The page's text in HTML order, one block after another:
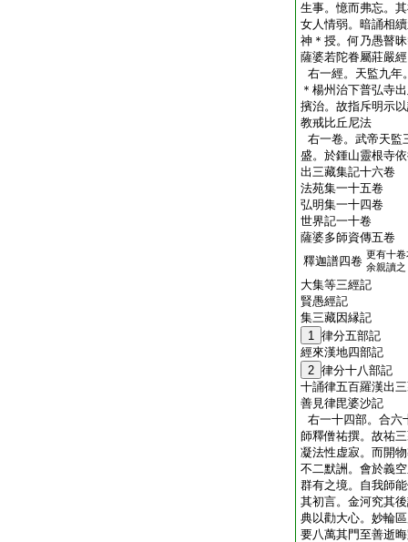
生事。憶而弗忘。
女人情弱。暗誦相
神＊授。何乃愚瞽
薩婆若陀眷屬莊嚴經
右一經。天監九年
＊楊州治下普弘寺
擯治。故指斥明示
教戒比丘尼法
右一卷。武帝天監
盛。於鍾山靈根寺
出三藏集記十六卷
法苑集一十五卷
弘明集一十四卷
世界記一十卷
薩婆多師資傳五卷
釋迦譜四卷 更有十卷
余親讀之
大集等三經記
賢愚經記
集三藏因縁記
1 律分五部記
經來漢地四部記
2 律分十八部記
十誦律五百羅漢出
善見律毘婆沙記
右一十四部。合六
師釋僧祐撰。故祐
凝法性虚寂。而開
不二默詶。會於義
群有之境。自我師
其初言。金河究其
典以勸大心。妙輪
要八萬其門至善逝